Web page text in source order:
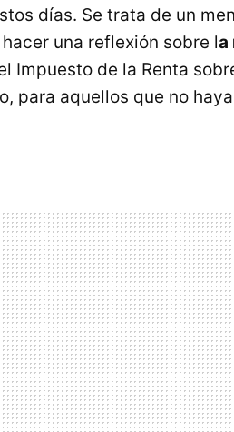
días. Se trata de un
una reflexión sobre la
Impuesto de la Renta
para aquellos que no